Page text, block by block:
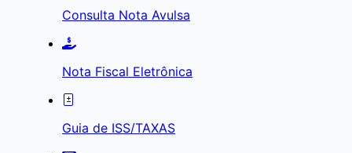
Consulta Nota Avulsa
Nota Fiscal Eletrônica
Guia de ISS/TAXAS